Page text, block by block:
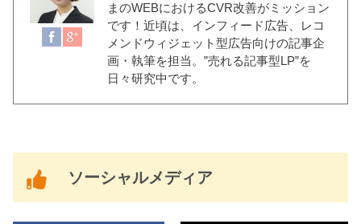
まのWEBにおけるCVR改善がミッション
です！近頃は、インフィード広告、レコ
メンドウィジェット型広告向けの記事企
画・執筆を担当。”売れる記事型LP”を
日々研究中です。
ソーシャルメディア